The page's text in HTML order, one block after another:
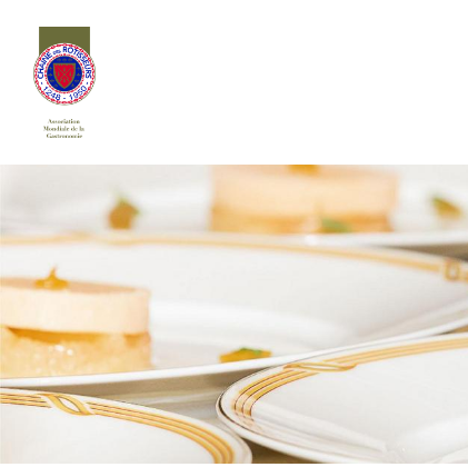
Siirry
sivun
sisältöön
Chaîne des Rôtisseurs Finlande ry